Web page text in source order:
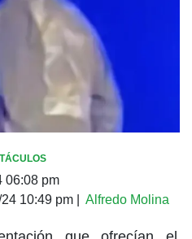
06:08 pm
10:49 pm Alfredo Molina